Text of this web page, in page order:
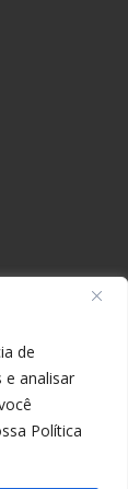
de
e analisar
Política
92703-
RS, Brasil